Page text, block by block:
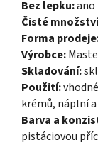
Bez lepku:ano
Čisté
Forma
Výrobce:
Skladování:
Použití:
krémů, náplní
Barva a
pistáciovou